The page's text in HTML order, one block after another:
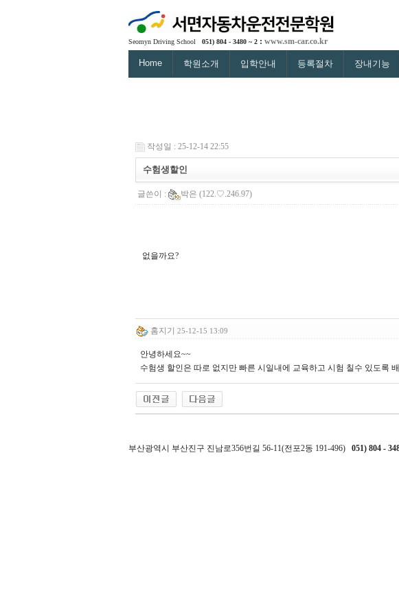
Seomyn Driving School 051) 804 - 3480 ~ 2 : www.sm-car.co.kr
Home 학원소개 입학안내 등록절차 장내기능
작성일 : 25-12-14 22:55
수험생할인
글쓴이 : 박은 (122.♡.246.97)
없을까요?
홈지기 25-12-15 13:09
안녕하세요~~
수험생 할인은 따로 없지만 빠른 시일내에 교육하고 시험 칠수 있도록
부산광역시 부산진구 진남로356번길 56-11(전포2동 191-496) 051) 804 -